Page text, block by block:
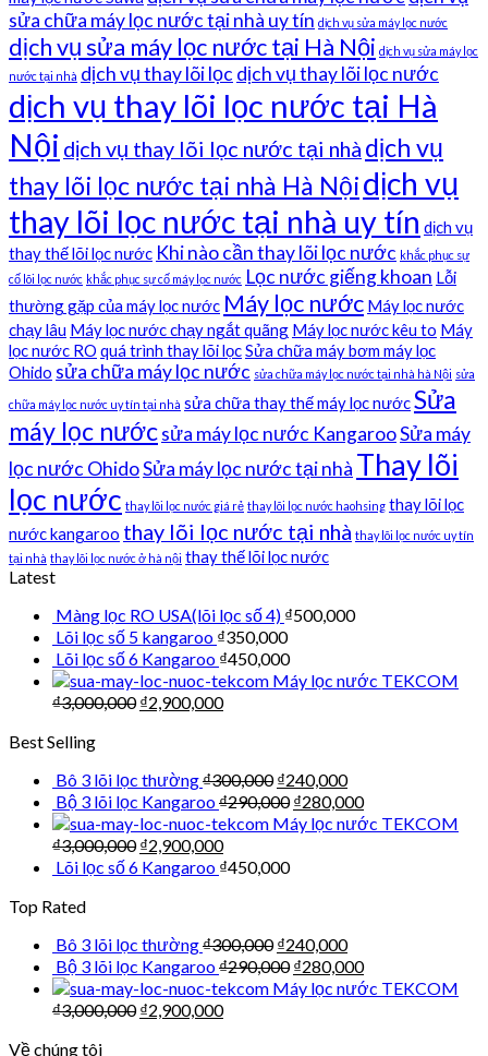
sửa chữa máy lọc nước tại nhà uy tín dịch vụ sửa máy lọc nước
dịch vụ sửa máy lọc nước tại Hà Nội dịch vụ sửa máy lọc
nước tại nhà dịch vụ thay lõi lọc dịch vụ thay lõi lọc nước
dịch vụ thay lõi lọc nước tại Hà
Nội dịch vụ thay lõi lọc nước tại nhà dịch vụ
thay lõi lọc nước tại nhà Hà Nộidịch vụ
thay lõi lọc nước tại nhà uy tín dịch vụ
thay thế lõi lọc nước Khi nào cần thay lõi lọc nước khắc phục sự
cố lõi lọc nước khắc phục sự cố máy lọc nước Lọc nước giếng khoan Lỗi
thường gặp của máy lọc nước Máy lọc nước Máy lọc nước
chạy lâu Máy lọc nước chạy ngắt quãng Máy lọc nước kêu to Máy
lọc nước RO quá trình thay lõi lọcSửa chữa máy bơm máy lọc
Ohido sửa chữa máy lọc nước sửa chữa máy lọc nước tại nhà hà Nội sửa
chữa máy lọc nước uy tín tại nhà sửa chữa thay thế máy lọc nướcSửa
máy lọc nướcsửa máy lọc nước KangarooSửa máy
lọc nước OhidoSửa máy lọc nước tại nhà Thay lõi
lọc nước thay lõi lọc nước giá rẻ thay lõi lọc nước haohsing thay lõi lọc
nước kangaroo thay lõi lọc nước tại nhà thay lõi lọc nước uy tín
tại nhà thay lõi lọc nước ở hà nội thay thế lõi lọc nước
Latest
Màng lọc RO USA(lõi lọc số 4) ₫500,000
Lõi lọc số 5 kangaroo ₫350,000
Lõi lọc số 6 Kangaroo ₫450,000
Máy lọc nước TEKCOM
₫3,000,000 ₫2,900,000
Best Selling
Bô 3 lõi lọc thường₫300,000 ₫240,000
Bộ 3 lõi lọc Kangaroo₫290,000 ₫280,000
Máy lọc nước TEKCOM
₫3,000,000 ₫2,900,000
Lõi lọc số 6 Kangaroo ₫450,000
Top Rated
Bô 3 lõi lọc thường₫300,000 ₫240,000
Bộ 3 lõi lọc Kangaroo₫290,000 ₫280,000
Máy lọc nước TEKCOM
₫3,000,000 ₫2,900,000
Về chúng tôi